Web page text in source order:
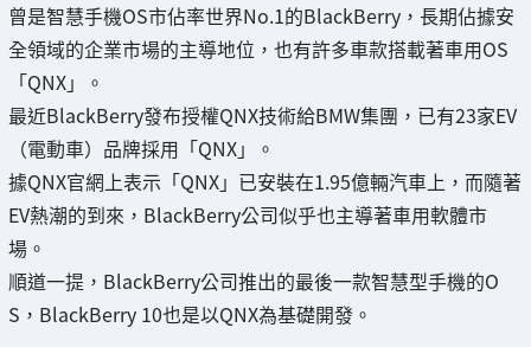
曾是智慧手機OS市佔率世界No.1的BlackBerry，長期佔據安
全領域的企業市場的主導地位，也有許多車款搭載著車用OS
「QNX」。
最近BlackBerry發布授權QNX技術給BMW集團，已有23家EV
（電動車）品牌採用「QNX」。
據QNX官網上表示「QNX」已安裝在1.95億輛汽車上，而隨著
EV熱潮的到來，BlackBerry公司似乎也主導著車用軟體市
場。
順道一提，BlackBerry公司推出的最後一款智慧型手機的O
S，BlackBerry 10也是以QNX為基礎開發。